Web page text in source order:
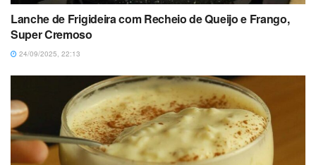
Lanche de Frigideira com Recheio de Queijo e Frango,
Super Cremoso
24/09/2025, 22:13